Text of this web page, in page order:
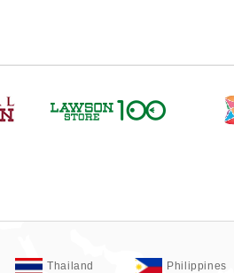
Thailand Philippines